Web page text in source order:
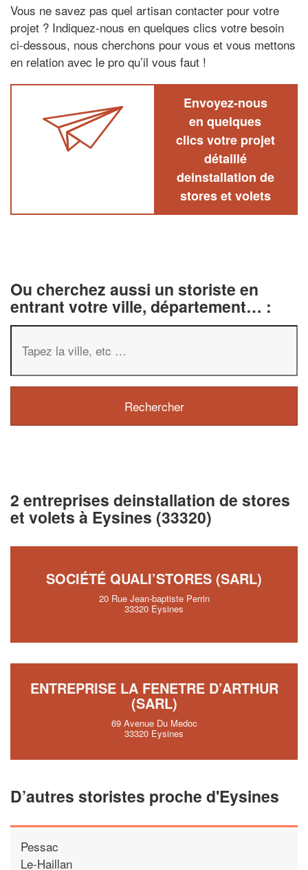
Vous ne savez pas quel artisan contacter pour votre
projet ? Indiquez-nous en quelques clics votre besoin
ci-dessous, nous cherchons pour vous et vous mettons
en relation avec le pro qu’il vous faut !
Envoyez-nous
en quelques
clics votre projet
détaillé
deinstallation de
stores et volets
Ou cherchez aussi un storiste en
entrant votre ville, département… :
2 entreprises deinstallation de stores
et volets à Eysines (33320)
SOCIÉTÉ QUALI’STORES (SARL)
20 Rue Jean-baptiste Perrin
33320 Eysines
ENTREPRISE LA FENETRE D’ARTHUR
(SARL)
69 Avenue Du Medoc
33320 Eysines
D’autres storistes proche d'Eysines
Pessac
Le-Haillan